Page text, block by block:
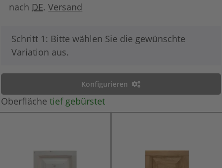
nach DE.Versand
x
Schritt 1: Bitte wählen Sie die gewünschte
Variation aus.
Konfigurieren
Oberflächetief gebürstet